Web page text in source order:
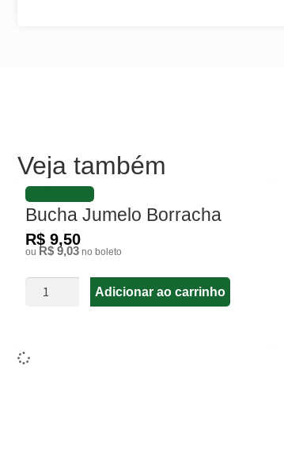
Veja também
Bucha Jumelo Borracha
R$ 9,50
ou R$ 9,03 no boleto
Adicionar ao carrinho